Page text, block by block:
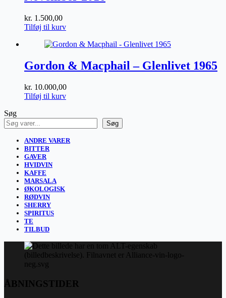
kr. 1.500,00
Tilføj til kurv
Gordon & Macphail – Glenlivet 1965
kr. 10.000,00
Tilføj til kurv
Søg
Søg
ANDRE VARER
BITTER
GAVER
HVIDVIN
KAFFE
MARSALA
ØKOLOGISK
RØDVIN
SHERRY
SPIRITUS
TE
TILBUD
ÅBNINGSTIDER